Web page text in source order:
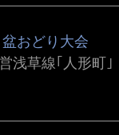
おどり大会
浅草線｢人形町｣